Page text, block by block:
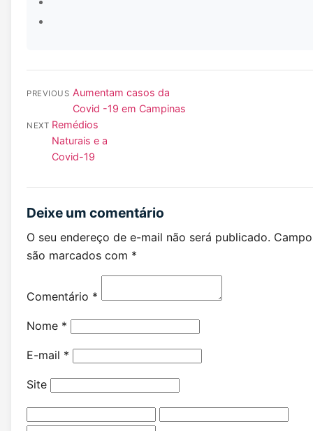
PREVIOUS Aumentam casos da
Covid -19 em Campinas
NEXT Remédios
Naturais e a
Covid-19
Deixe um comentário
O seu endereço de e-mail não será publicado.
são marcados com *
Comentário *
Nome *
E-mail *
Site